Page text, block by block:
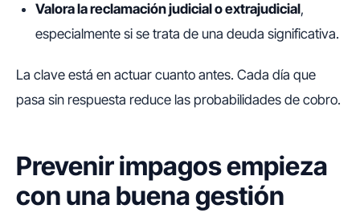
Valora la reclamación judicial o extrajudicial,
especialmente si se trata de una deuda significativa.
La clave está en actuar cuanto antes. Cada día que
pasa sin respuesta reduce las probabilidades de cobro.
Prevenir impagos empieza
con una buena gestión